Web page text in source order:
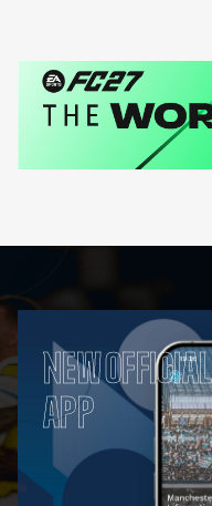
NEW OFFICIAL
APP